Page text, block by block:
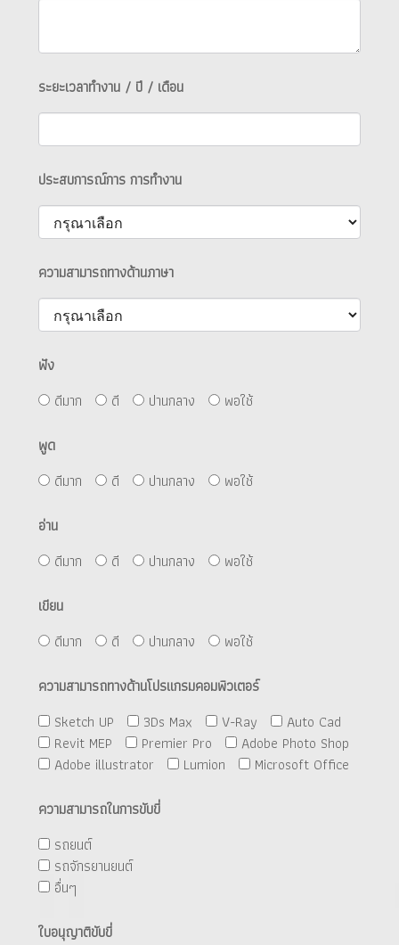
ระยะเวลาทำงาน / ปี / เดือน
ประสบการณ์การ การทำงาน
ความสามารถทางด้านภาษา
ฟัง
ดีมาก
ดี ปานกลาง
พอใช้
พูด
ดีมาก
ดี ปานกลาง
พอใช้
อ่าน
ดีมาก
ดี ปานกลาง
พอใช้
เขียน
ดีมาก
ดี ปานกลาง
พอใช้
ความสามารถทางด้านโปรแกรมคอมพิวเตอร์
Sketch UP
3Ds Max V-Ray
Auto Cad
Revit MEP
Premier Pro
Adobe Photo Shop
Adobe illustrator
Lumion
Microsoft Office
ความสามารถในการขับขี่
รถยนต์
รถจักรยานยนต์
อื่นๆ
ใบอนุญาติขับขี่